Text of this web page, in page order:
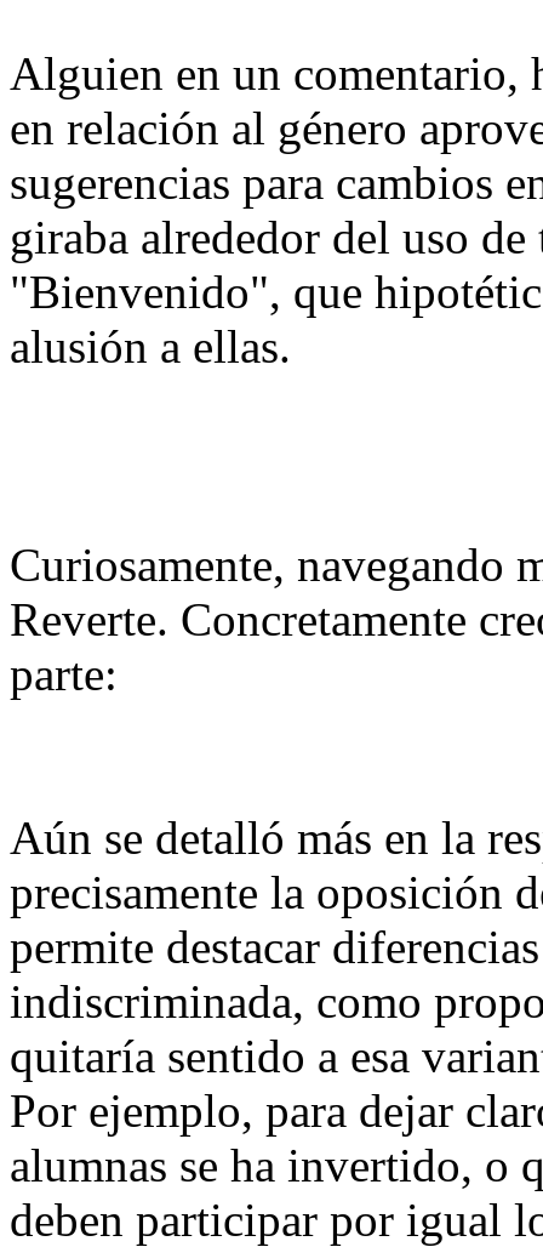
Alguien en un comentario,
en relación al género
sugerencias para cambios
giraba alrededor del uso
"Bienvenido", que
alusión a ellas.
Curiosamente, navegando
Reverte. Concretamente
parte:
Aún se detalló más en la
precisamente la oposición
permite destacar
indiscriminada, como
quitaría sentido a esa
Por ejemplo, para dejar
alumnas se ha invertido, o
deben participar por igual